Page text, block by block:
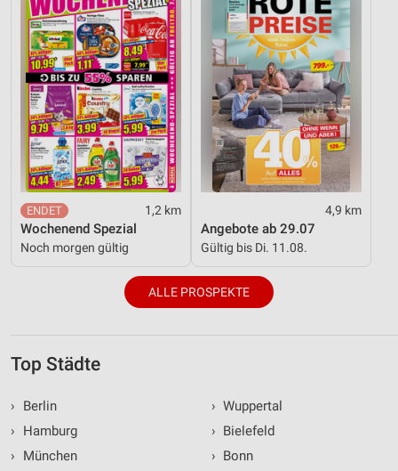
1,2 km
Wochenend Spezial
Noch morgen gültig
4,9 km
Angebote ab 29.07
Gültig bis Di. 11.08.
ALLE PROSPEKTE
Top Städte
›
Berlin
›
Hamburg
›
München
› Wuppertal
› Bielefeld
› Bonn